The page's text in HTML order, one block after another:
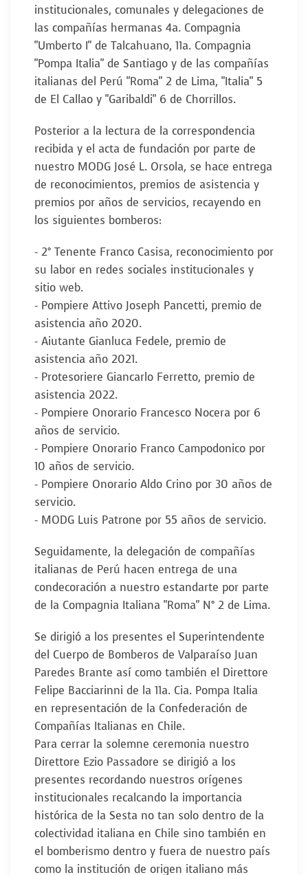
institucionales, comunales y delegaciones de
las compañías hermanas 4a. Compagnia
"Umberto I" de Talcahuano, 11a. Compagnia
"Pompa Italia" de Santiago y de las compañías
italianas del Perú "Roma" 2 de Lima, "Italia" 5
de El Callao y "Garibaldi" 6 de Chorrillos.
Posterior a la lectura de la correspondencia
recibida y el acta de fundación por parte de
nuestro MODG José L. Orsola, se hace entrega
de reconocimientos, premios de asistencia y
premios por años de servicios, recayendo en
los siguientes bomberos:
- 2° Tenente Franco Casisa, reconocimiento por
su labor en redes sociales institucionales y
sitio web.
- Pompiere Attivo Joseph Pancetti, premio de
asistencia año 2020.
- Aiutante Gianluca Fedele, premio de
asistencia año 2021.
- Protesoriere Giancarlo Ferretto, premio de
asistencia 2022.
- Pompiere Onorario Francesco Nocera por 6
años de servicio.
- Pompiere Onorario Franco Campodonico por
10 años de servicio.
- Pompiere Onorario Aldo Crino por 30 años de
servicio.
- MODG Luis Patrone por 55 años de servicio.
Seguidamente, la delegación de compañías
italianas de Perú hacen entrega de una
condecoración a nuestro estandarte por parte
de la Compagnia Italiana "Roma" N° 2 de Lima.
Se dirigió a los presentes el Superintendente
del Cuerpo de Bomberos de Valparaíso Juan
Paredes Brante así como también el Direttore
Felipe Bacciarinni de la 11a. Cia. Pompa Italia
en representación de la Confederación de
Compañías Italianas en Chile.
Para cerrar la solemne ceremonia nuestro
Direttore Ezio Passadore se dirigió a los
presentes recordando nuestros orígenes
institucionales recalcando la importancia
histórica de la Sesta no tan solo dentro de la
colectividad italiana en Chile sino también en
el bomberismo dentro y fuera de nuestro país
como la institución de origen italiano más